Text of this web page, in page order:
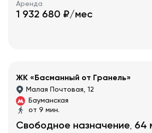
Аренда
1 932 680 ₽/мес
ЖК «Басманный от Гранель»
Малая Почтовая, 12
Бауманская
от 9 мин.
Свободное назначение, 64